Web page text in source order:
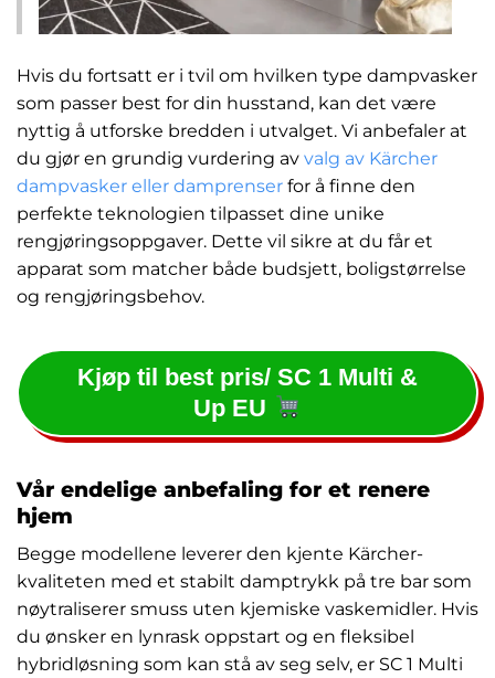
Hvis du fortsatt er i tvil om hvilken type dampvasker
som passer best for din husstand, kan det være
nyttig å utforske bredden i utvalget. Vi anbefaler at
du gjør en grundig vurdering av valg av Kärcher
dampvasker eller damprenser for å finne den
perfekte teknologien tilpasset dine unike
rengjøringsoppgaver. Dette vil sikre at du får et
apparat som matcher både budsjett, boligstørrelse
og rengjøringsbehov.
Kjøp til best pris/ SC 1 Multi &
Up EU
Vår endelige anbefaling for et renere
hjem
Begge modellene leverer den kjente Kärcher-
kvaliteten med et stabilt damptrykk på tre bar som
nøytraliserer smuss uten kjemiske vaskemidler. Hvis
du ønsker en lynrask oppstart og en fleksibel
hybridløsning som kan stå av seg selv, er SC 1 Multi